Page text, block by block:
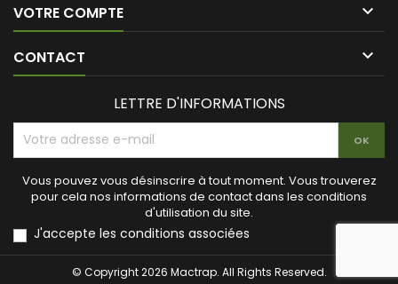
VOTRE COMPTE 
CONTACT 
LETTRE D'INFORMATIONS
Vous pouvez vous désinscrire à tout moment. Vous trouverez
pour cela nos informations de contact dans les conditions
d'utilisation du site.
J'accepte les conditions associées
© Copyright 2026 Mactrap. All Rights Reserved.